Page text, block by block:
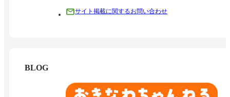
サイト掲載に関するお問い合わせ
BLOG